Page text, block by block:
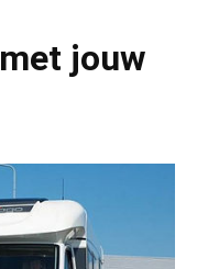
jouw